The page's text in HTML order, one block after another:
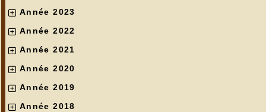
Année 2023
Année 2022
Année 2021
Année 2020
Année 2019
Année 2018